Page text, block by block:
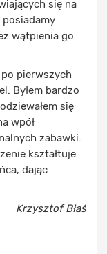
się na
wątpienia go
pierwszych
Byłem bardzo
się
wpół
zabawki.
kształtuje
dając
Krzysztof Błaś